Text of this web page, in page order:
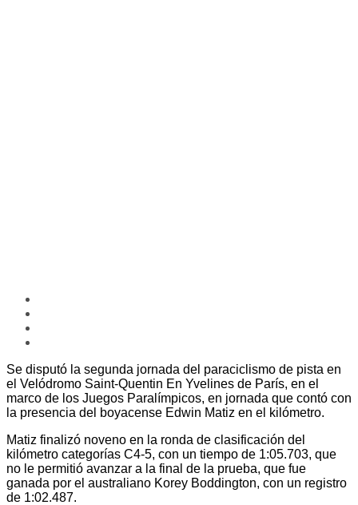
Se disputó la segunda jornada del paraciclismo de pista en
el Velódromo Saint-Quentin En Yvelines de París, en el
marco de los Juegos Paralímpicos, en jornada que contó con
la presencia del boyacense Edwin Matiz en el kilómetro.
Matiz finalizó noveno en la ronda de clasificación del
kilómetro categorías C4-5, con un tiempo de 1:05.703, que
no le permitió avanzar a la final de la prueba, que fue
ganada por el australiano Korey Boddington, con un registro
de 1:02.487.